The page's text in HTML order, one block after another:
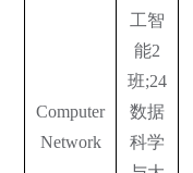
Computer
Network
工智
能2
班;24
数据
科学